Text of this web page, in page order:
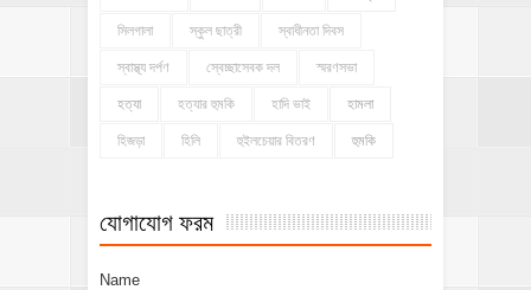
সিলগালা স্কুল ছাত্রী স্বাধীনতা দিবস
স্বাস্থ্য দর্পণ স্বেচ্ছাসেবক দল স্মরণসভা
হত্যা হত্যার হুমকি হাদি ভাই হামলা
হিজড়া হিলি হুইলচেয়ার বিতরণ হুমকি
যোগাযোগ ফরম
Name